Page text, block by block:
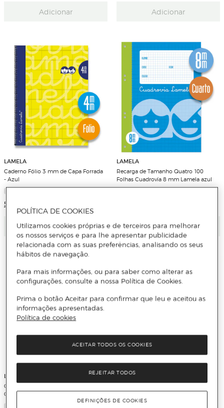
Adicionar Adicionar
LAMELA
Caderno Fólio 3 mm de Capa Forrada
- Azul
5 Cores
Adicionar
LAMELA
Recarga de Tamanho Quatro 100
Folhas Cuadrovía 8 mm Lamela azul
Adicionar
LAMELA
Caderno Fólio 3 mm Capa Básica
Cores Sortidas
LAMELA
Caderno Quarto 4 mm de Capa
Forrada - Azul
POLÍTICA DE COOKIES
Utilizamos cookies próprias e de terceiros para melhorar
os nossos serviços e para lhe apresentar publicidade
relacionada com as suas preferências, analisando os seus
hábitos de navegação.
Para mais informações, ou para saber como alterar as
configurações, consulte a nossa Política de Cookies.
Prima o botão Aceitar para confirmar que leu e aceitou as
informações apresentadas.
Política de cookies
REJEITAR TODOS
ACEITAR TODOS OS COOKIES
DEFINIÇÕES DE COOKIES